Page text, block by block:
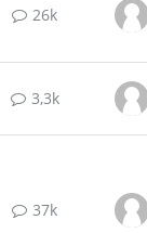
26k
3,3k
37k